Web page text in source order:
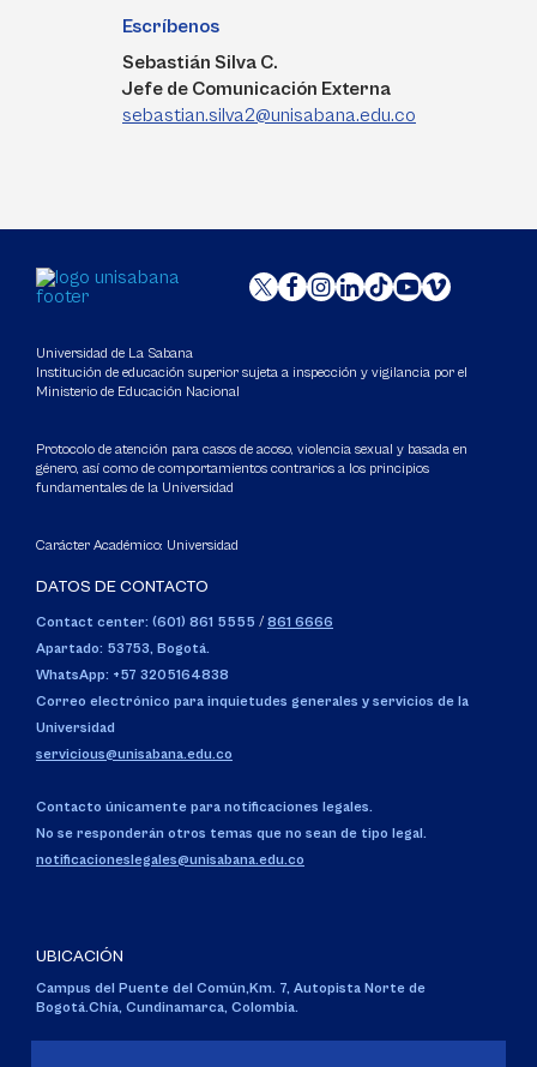
Escríbenos
Sebastián Silva C.
Jefe de Comunicación Externa
sebastian.silva2@unisabana.edu.co
Universidad de La Sabana
Institución de educación superior sujeta a inspección y vigilancia por el
Ministerio de Educación Nacional
Protocolo de atención para casos de acoso, violencia sexual y basada en
género, así como de comportamientos contrarios a los principios
fundamentales de la Universidad
Carácter Académico: Universidad
DATOS DE CONTACTO
Contact center: (601) 861 5555 / 861 6666
Apartado: 53753, Bogotá.
WhatsApp: +57 3205164838
Correo electrónico para inquietudes generales y servicios de la
Universidad
servicious@unisabana.edu.co
Contacto únicamente para notificaciones legales.
No se responderán otros temas que no sean de tipo legal.
notificacioneslegales@unisabana.edu.co
UBICACIÓN
Campus del Puente del Común,Km. 7, Autopista Norte de
Bogotá.Chía, Cundinamarca, Colombia.